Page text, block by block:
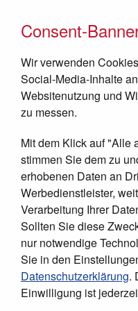
JETZT
Bestellungen
Hier können Sie
Consent-
Wir verwenden
Social-Media-Inhalte
Websitenutzung und
zu messen.
Mit dem Klick auf "Alle
stimmen Sie dem zu
erhobenen Daten an
Werbedienstleister,
Verarbeitung Ihrer
Sollten Sie diese
nur notwendige
Sie in den
Datenschutzerklärung.
Einwilligung ist